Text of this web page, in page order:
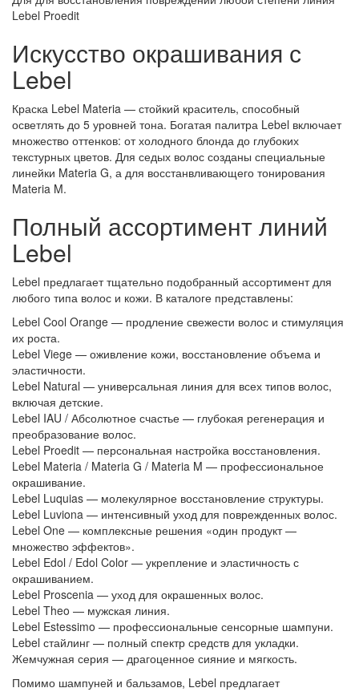
Lebel Proedit
Искусство окрашивания с
Lebel
Краска Lebel Materia — стойкий краситель, способный
осветлять до 5 уровней тона. Богатая палитра Lebel включает
множество оттенков: от холодного блонда до глубоких
текстурных цветов. Для седых волос созданы специальные
линейки Materia G, а для восстанвливающего тонирования
Materia M.
Полный ассортимент линий
Lebel
Lebel предлагает тщательно подобранный ассортимент для
любого типа волос и кожи. В каталоге представлены:
Lebel Cool Orange — продление свежести волос и стимуляция
их роста.
Lebel Viege — оживление кожи, восстановление объема и
эластичности.
Lebel Natural — универсальная линия для всех типов волос,
включая детские.
Lebel IAU / Абсолютное счастье — глубокая регенерация и
преобразование волос.
Lebel Proedit — персональная настройка восстановления.
Lebel Materia / Materia G / Materia M — профессиональное
окрашивание.
Lebel Luquias — молекулярное восстановление структуры.
Lebel Luviona — интенсивный уход для поврежденных волос.
Lebel One — комплексные решения «один продукт —
множество эффектов».
Lebel Edol / Edol Color — укрепление и эластичность с
окрашиванием.
Lebel Proscenia — уход для окрашенных волос.
Lebel Theo — мужская линия.
Lebel Estessimo — профессиональные сенсорные шампуни.
Lebel стайлинг — полный спектр средств для укладки.
Жемчужная серия — драгоценное сияние и мягкость.
Помимо шампуней и бальзамов, Lebel предлагает